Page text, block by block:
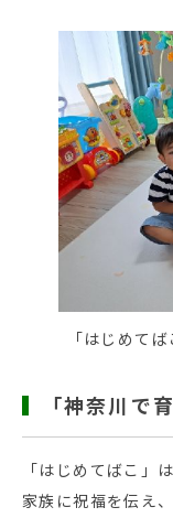
「はじめて
「神奈川で
「はじめてばこ」
家族に祝福を伝え